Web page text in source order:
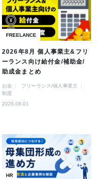
FREELANCE
2026年8月 個人事業主&フリ
ーランス向け給付金/補助金/
助成金まとめ
お金
フリーランス/個人事業主
制度
2026.08.01
HR